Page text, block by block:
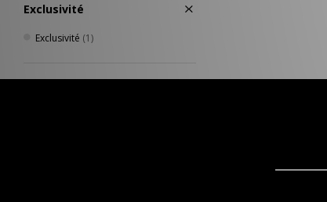
Exclusivité
Exclusivité (1)